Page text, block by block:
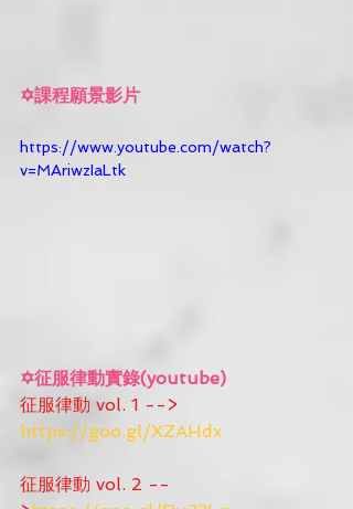
✡課程願景影片
https://www.youtube.com/watch?
v=MAriwzIaLtk
✡征服律動實錄(youtube)
征服律動 vol. 1 -->
https://goo.gl/XZAHdx
征服律動 vol. 2 --